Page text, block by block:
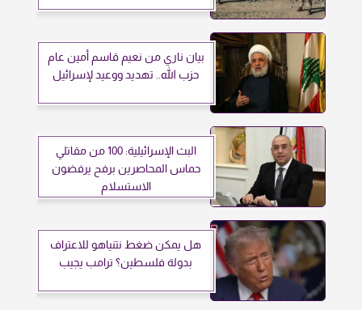
بيان ناري من نعيم قاسم أمين عام
حزب الله.. تهديد ووعيد لإسرائيل
البث الإسرائيلية: 100 من مقاتلي
حماس المحاصرين برفح يرفضون
الاستسلام
هل يمكن ضغط نتنياهو للاعتراف
بدولة فلسطين؟ ترامب يجيب